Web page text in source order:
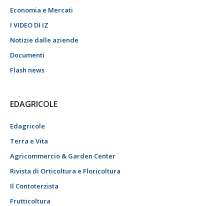
Economia e Mercati
I VIDEO DI IZ
Notizie dalle aziende
Documenti
Flash news
EDAGRICOLE
Edagricole
Terra e Vita
Agricommercio & Garden Center
Rivista di Orticoltura e Floricoltura
Il Contoterzista
Frutticoltura